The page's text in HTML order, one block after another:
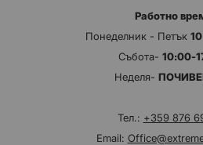
Работно
Понеделник - Петък
Събота- 10:00-
Неделя-
Тел.: +359 876
Email: